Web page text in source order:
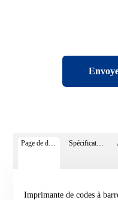
Page de détails Spécifications
Imprimante de codes à